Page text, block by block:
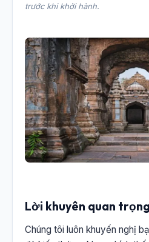
trước khi khởi hành.
Lời khuyên quan
Chúng tôi luôn khuyến nghị